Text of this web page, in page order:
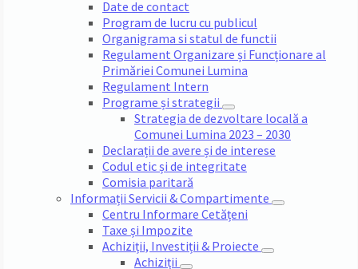
Date de contact
Program de lucru cu publicul
Organigrama si statul de functii
Regulament Organizare și Funcționare al
Primăriei Comunei Lumina
Regulament Intern
Programe și strategii
Strategia de dezvoltare locală a
Comunei Lumina 2023 – 2030
Declarații de avere și de interese
Codul etic și de integritate
Comisia paritară
Informații Servicii & Compartimente
Centru Informare Cetățeni
Taxe și Impozite
Achiziții, Investiții & Proiecte
Achiziții